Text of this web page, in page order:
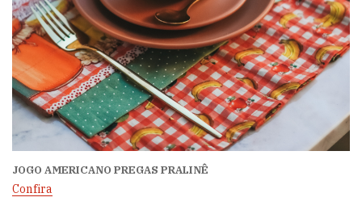
JOGO AMERICANO PREGAS PRALINÊ
Confira